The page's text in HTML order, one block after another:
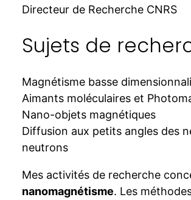
Directeur de Recherche CNRS
Sujets de
Magnétisme basse
Aimants moléculaires et
Nano-objets magnétiques
Diffusion aux petits angles des
neutrons
Mes activités de recherche
nanomagnétisme. Les